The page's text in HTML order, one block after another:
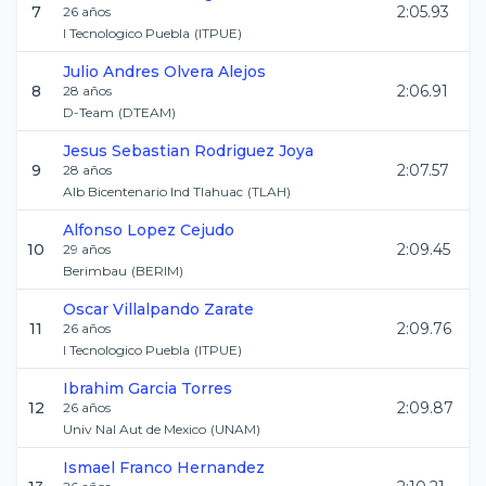
7 26 años
I Tecnologico Puebla (ITPUE)
2:05.93
8
Julio Andres Olvera Alejos
28 años
D-Team (DTEAM)
2:06.91
9
Jesus Sebastian Rodriguez Joya
28 años
Alb Bicentenario Ind Tlahuac (TLAH)
2:07.57
10
Alfonso Lopez Cejudo
29 años
Berimbau (BERIM)
2:09.45
11
Oscar Villalpando Zarate
26 años
I Tecnologico Puebla (ITPUE)
2:09.76
12
Ibrahim Garcia Torres
26 años
Univ Nal Aut de Mexico (UNAM)
2:09.87
Ismael Franco Hernandez